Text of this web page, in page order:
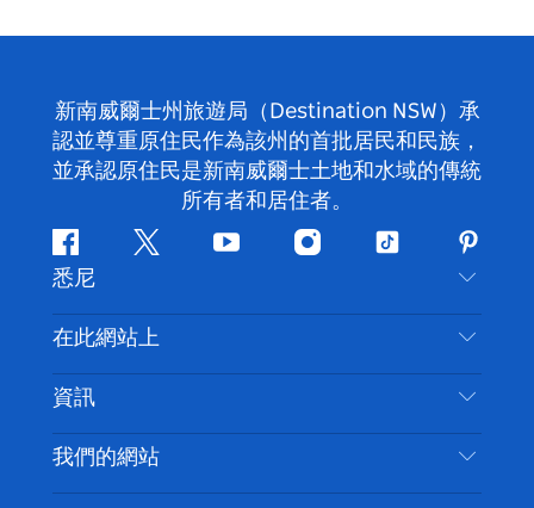
新南威爾士州旅遊局（Destination NSW）承
認並尊重原住民作為該州的首批居民和民族，
並承認原住民是新南威爾士土地和水域的傳統
所有者和居住者。
Facebook嘰
喳
喳
Youtube Instagram
抖
悉尼
聯絡我們
免責聲明
隱私
Cookie 通知
在此網站上
目的地
要做的事情
新南威爾斯州公路旅行
資訊
旅行資訊
無障礙悉尼
我們的網站